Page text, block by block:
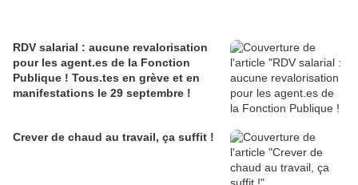
RDV salarial : aucune revalorisation
pour les agent.es de la Fonction
Publique ! Tous.tes en grève et en
manifestations le 29 septembre !
Crever de chaud au travail, ça suffit !